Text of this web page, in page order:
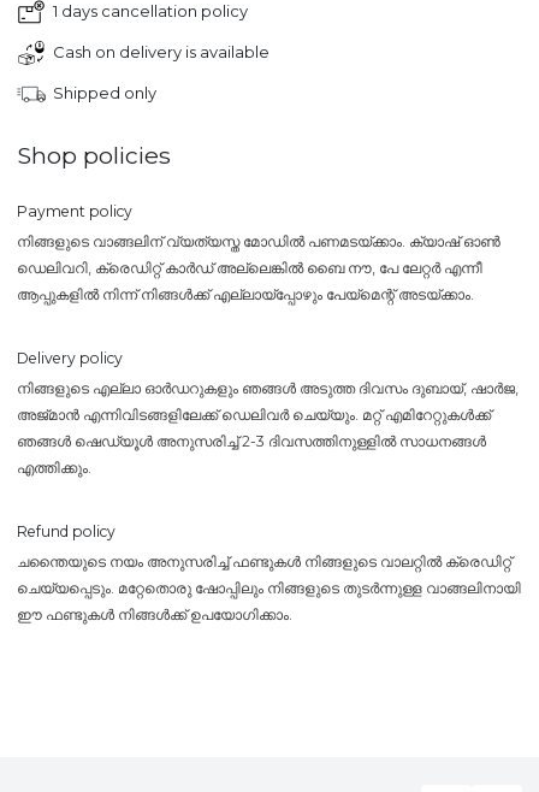
1 days cancellation policy
Cash on delivery is available
Shipped only
Shop policies
Payment policy
നിങ്ങളുടെ വാങ്ങലിന് വ്യത്യസ്ത മോഡിൽ പണമടയ്ക്കാം. ക്യാഷ് ഓൺ
ഡെലിവറി, ക്രെഡിറ്റ് കാർഡ് അല്ലെങ്കിൽ ബൈ നൗ, പേ ലേറ്റർ എന്നീ
ആപ്പുകളിൽ നിന്ന് നിങ്ങൾക്ക് എല്ലായ്പ്പോഴും പേയ്‌മെന്റ് അടയ്ക്കാം.
Delivery policy
നിങ്ങളുടെ എല്ലാ ഓർഡറുകളും ഞങ്ങൾ അടുത്ത ദിവസം ദുബായ്, ഷാർജ,
അജ്മാൻ എന്നിവിടങ്ങളിലേക്ക് ഡെലിവർ ചെയ്യും. മറ്റ് എമിറേറ്റുകൾക്ക്
ഞങ്ങൾ ഷെഡ്യൂൾ അനുസരിച്ച് 2-3 ദിവസത്തിനുള്ളിൽ സാധനങ്ങൾ
എത്തിക്കും.
Refund policy
ചന്തൈയുടെ നയം അനുസരിച്ച് ഫണ്ടുകൾ നിങ്ങളുടെ വാലറ്റിൽ ക്രെഡിറ്റ്
ചെയ്യപ്പെടും. മറ്റേതൊരു ഷോപ്പിലും നിങ്ങളുടെ തുടർന്നുള്ള വാങ്ങലിനായി
ഈ ഫണ്ടുകൾ നിങ്ങൾക്ക് ഉപയോഗിക്കാം.